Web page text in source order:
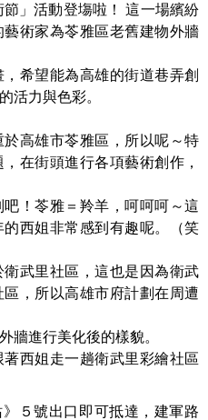
節」活動登塲啦！ 這一場繽紛
術家為苓雅區老舊建物外牆
希望能為高雄的街道巷弄創
活力與色彩。
高雄市苓雅區，所以呢～特
在街頭進行各項藝術創作，
！苓雅＝羚羊，呵呵呵～這
西姐非常感到有趣呢。（笑
武里社區，這也是因為衛武
，所以高雄市府計劃在周遭
牆進行美化後的樣貌。
西姐走一趟衛武里彩繪社區
５號出口即可抵達，建軍路